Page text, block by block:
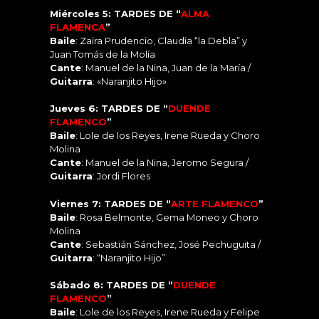
Miércoles 5: TARDES DE “ALMA
FLAMENCA”
Baile: Zaira Prudencio, Claudia “la Debla” y
Juan Tomás de la Molía
Cante: Manuel de la Nina, Juan de la María /
Guitarra: «Naranjito Hijo»
Jueves 6: TARDES DE “DUENDE
FLAMENCO”
Baile: Lole de los Reyes, Irene Rueda y Choro
Molina
Cante: Manuel de la Nina, Jeromo Segura /
Guitarra: Jordi Flores
Viernes 7: TARDES DE “ARTE FLAMENCO”
Baile: Rosa Belmonte, Gema Moneo y Choro
Molina
Cante: Sebastián Sánchez, José Pechuguita /
Guitarra: “Naranjito Hijo”
Sábado 8: TARDES DE “DUENDE
FLAMENCO”
Baile: Lole de los Reyes, Irene Rueda y Felipe